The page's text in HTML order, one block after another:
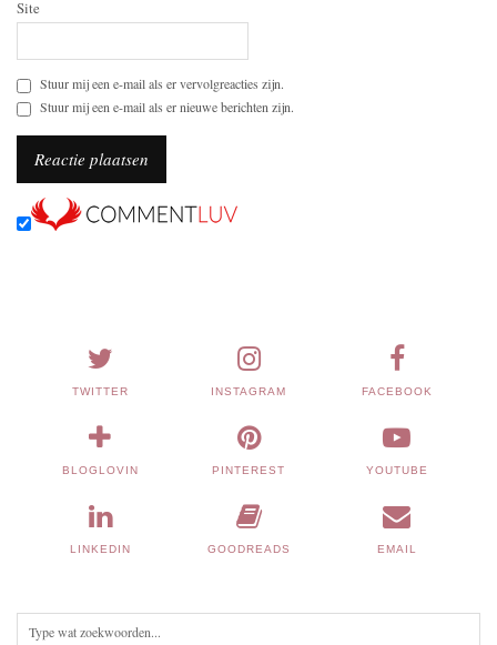
Site
Stuur mij een e-mail als er vervolgreacties zijn.
Stuur mij een e-mail als er nieuwe berichten zijn.
TWITTER INSTAGRAM FACEBOOK
BLOGLOVIN PINTEREST YOUTUBE
LINKEDIN GOODREADS EMAIL